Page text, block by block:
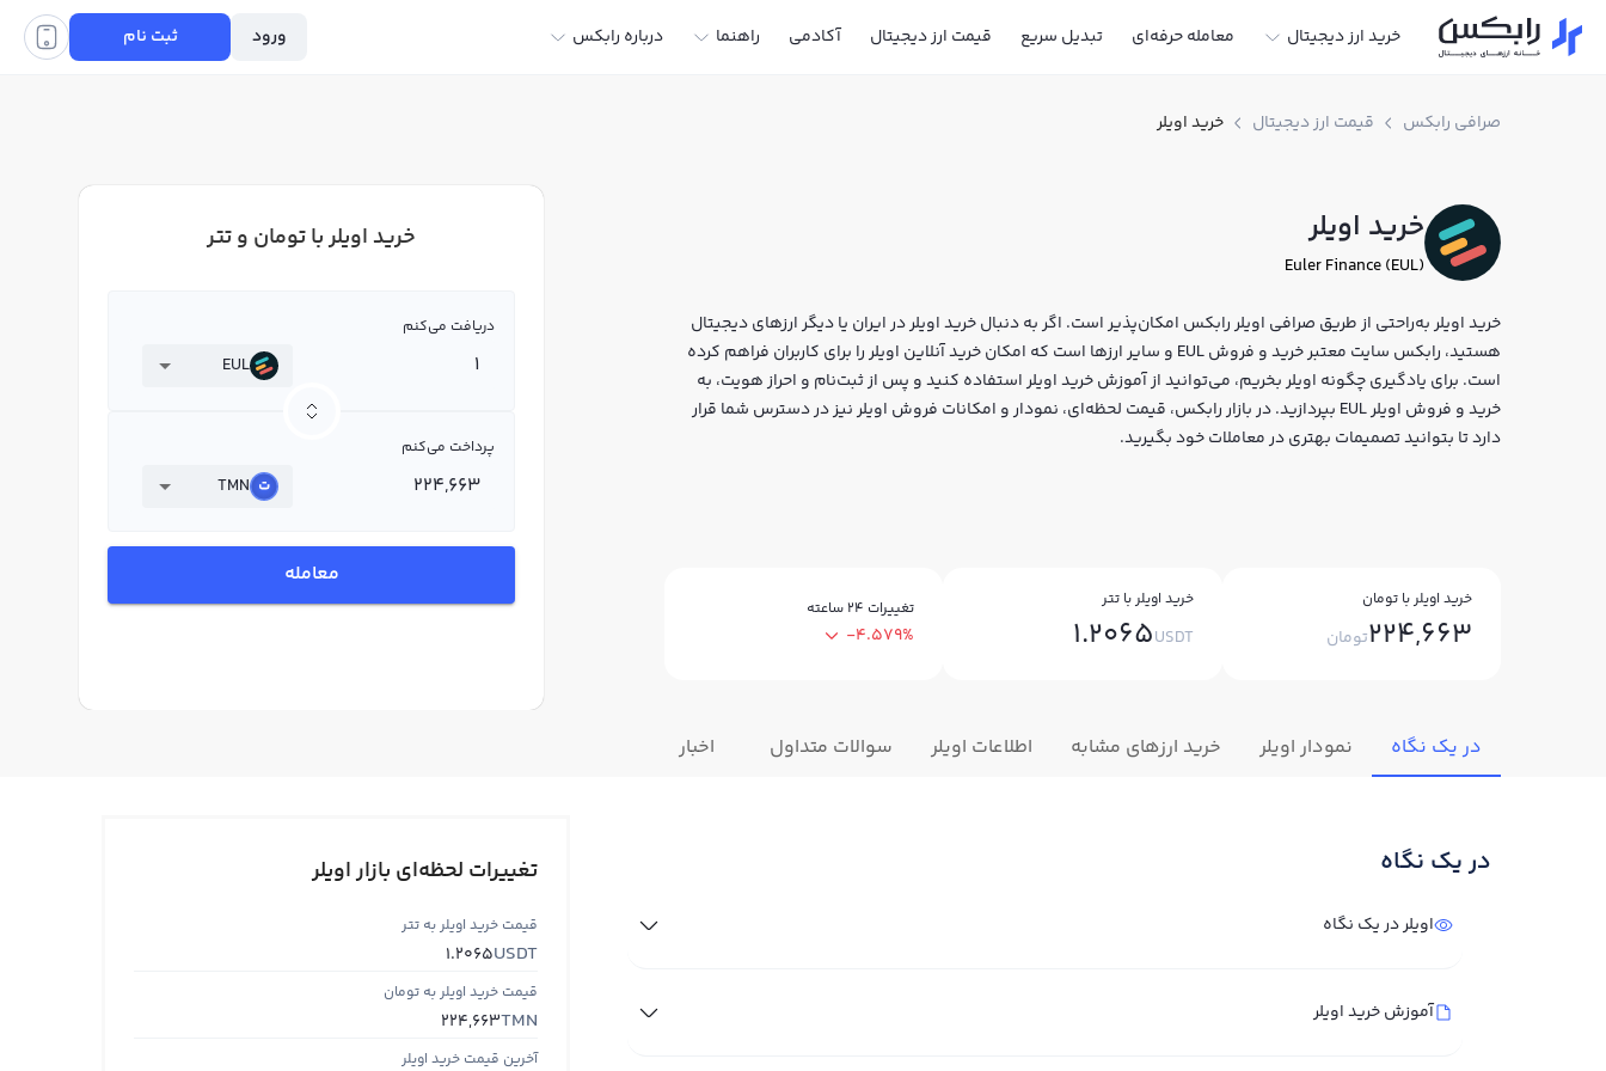
خرید ارز دیجیتال معامله حرفه‌ای تبدیل سریع قیمت ارز دیجیتال آکادمی راهنما درباره رابکس ورود ثبت نام
صرافی رابکس قیمت ارز دیجیتال خرید اویلر
خرید اویلر
Euler Finance (EUL)
خرید اویلر به‌راحتی از طریق صرافی اویلر رابکس امکان‌پذیر است. اگر به دنبال خرید اویلر در ایران یا دیگر ارزهای دیجیتال
هستید، رابکس سایت معتبر خرید و فروش EUL و سایر ارزها است که امکان خرید آنلاین اویلر را برای کاربران فراهم کرده
است. برای یادگیری چگونه اویلر بخریم، می‌توانید از آموزش خرید اویلر استفاده کنید و پس از ثبت‌نام و احراز هویت، به
خرید و فروش اویلر EUL بپردازید. در بازار رابکس، قیمت لحظه‌ای، نمودار و امکانات فروش اویلر نیز در دسترس شما قرار
دارد تا بتوانید تصمیمات بهتری در معاملات خود بگیرید.
خرید اویلر با تومان
224,663تومان
خرید اویلر با تتر
1.2065USDT
تغییرات ۲۴ ساعته
-4.579%
خرید اویلر با تومان و تتر
دریافت می‌کنم
EUL
پرداخت می‌کنم
TMN
معامله
در یک نگاه نمودار اویلر خرید ارزهای مشابه اطلاعات اویلر سوالات متداول اخبار
در یک نگاه
اویلر در یک نگاه
آموزش خرید اویلر
تغییرات لحظه‌ای بازار اویلر
قیمت خرید اویلر به تتر
USDT
1.2065
قیمت خرید اویلر به تومان
TMN
224,663
آخرین قیمت خرید اویلر